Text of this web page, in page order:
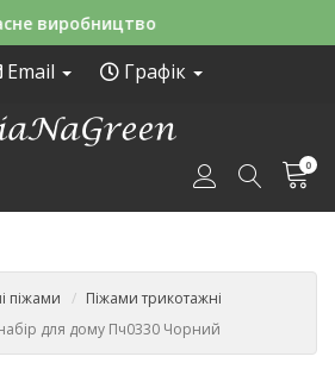
способи оплати
Email Графік
0
піжами
Піжами трикотажні
для дому Пч0330 Чорний